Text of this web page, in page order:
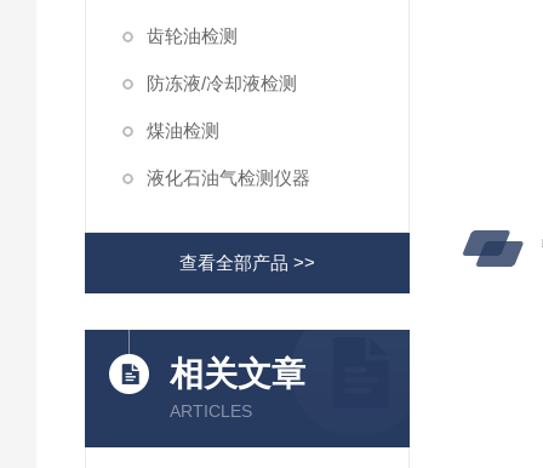
齿轮油检测
防冻液/冷却液检测
煤油检测
液化石油气检测仪器
查看全部产品 >>
相关文章
ARTICLES